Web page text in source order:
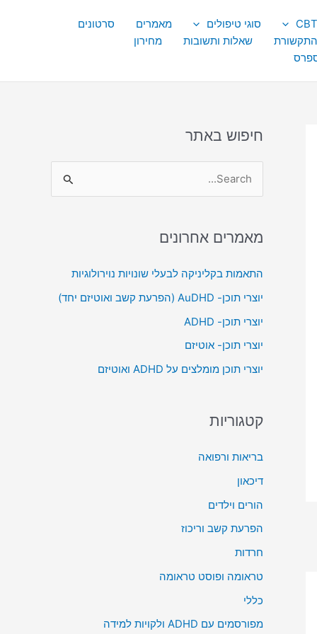
סוגי טיפולים מאמרים
סרטונים
שאלות ותשובות
מחירון
חיפוש באתר
r
o
:
מאמרים אחרונים
התאמות בקליניקה לבעלי שונויות נוירולוגיות
יוצרי תוכן- AuDHD (הפרעת קשב ואוטיזם יחד)
יוצרי תוכן- ADHD
יוצרי תוכן- אוטיזם
יוצרי תוכן מומלצים על ADHD ואוטיזם
קטגוריות
בריאות ורפואה
דיכאון
הורים וילדים
הפרעת קשב וריכוז
חרדות
טראומה ופוסט טראומה
כללי
מפורסמים עם ADHD ולקויות למידה